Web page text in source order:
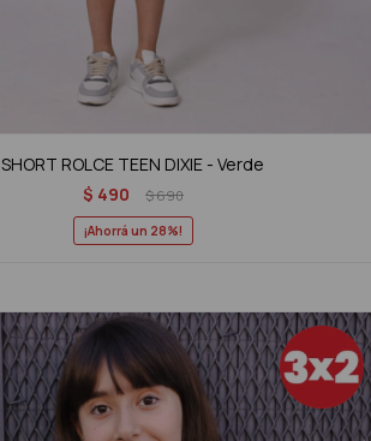
SHORT ROLCE TEEN DIXIE - Verde
$ 490 $690
28